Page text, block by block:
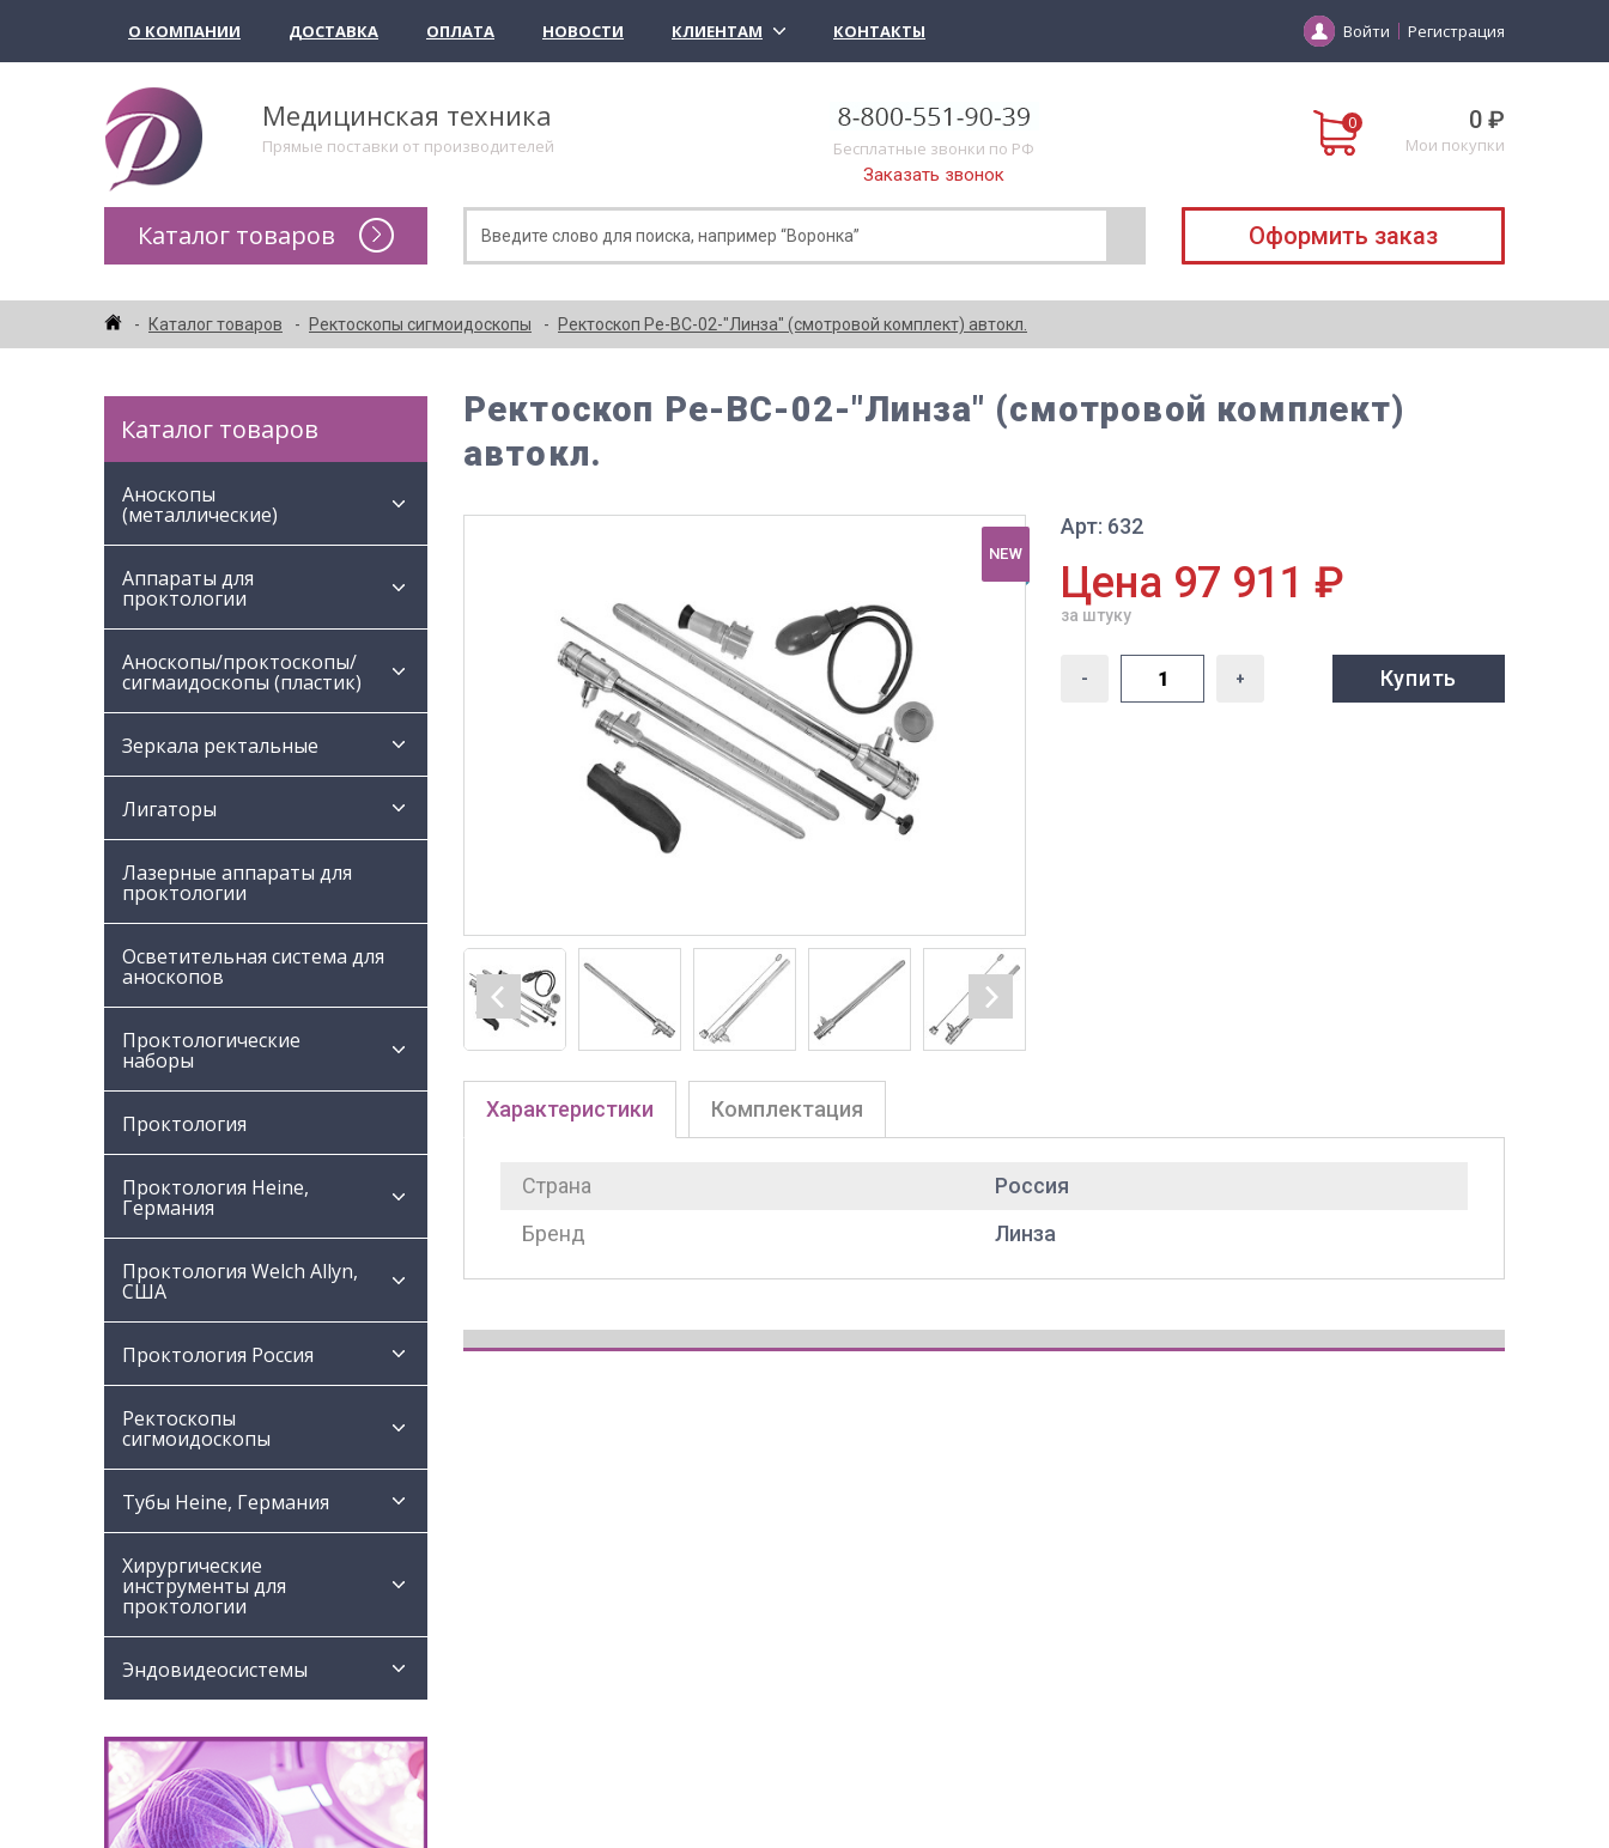
О КОМПАНИИ ДОСТАВКА ОПЛАТА НОВОСТИ КЛИЕНТАМ КОНТАКТЫ Войти Регистрация
Медицинская техника
Прямые поставки от производителей
Бесплатные звонки по РФ
Заказать звонок
0 ₽
Мои покупки
Каталог товаров Оформить заказ
Каталог товаров Ректоскопы сигмоидоскопы Ректоскоп Ре-ВС-02-"Линза" (смотровой комплект) автокл.
Каталог товаров
Аноскопы
(металлические)
Аппараты для
проктологии
Аноскопы/проктоскопы/
сигмаидоскопы (пластик)
Зеркала ректальные
Лигаторы
Лазерные аппараты для
проктологии
Осветительная система для
аноскопов
Проктологические
наборы
Проктология
Проктология Heine,
Германия
Проктология Welch Allyn,
США
Проктология Россия
Ректоскопы
сигмоидоскопы
Тубы Heine, Германия
Хирургические
инструменты для
проктологии
Эндовидеосистемы
Ректоскоп Ре-ВС-02-"Линза" (смотровой комплект)
автокл.
NEW
Арт: 632
Цена 97 911 ₽
за штуку
- + Купить
Характеристики
Страна
Россия
Бренд
Линза
Комплектация